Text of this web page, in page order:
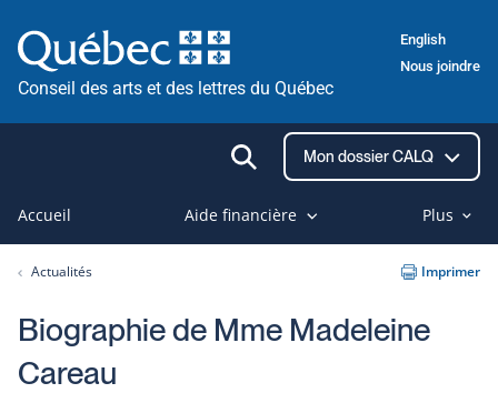
au
contenu
Conseil des arts et des lettres du Québec
English
Nous joindre
Ouvrir
la
recherche
Mon dossier CALQ
Accueil Aide financière Plus
Actualités Imprimer
Biographie de Mme Madeleine
Careau